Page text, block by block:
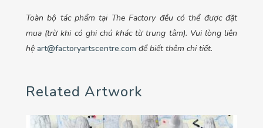
Toàn bộ tác phẩm tại The Factory đều có thể được đặt
mua (trừ khi có ghi chú khác từ trung tâm). Vui lòng liên
hệ art@factoryartscentre.com để biết thêm chi tiết.
Related Artwork